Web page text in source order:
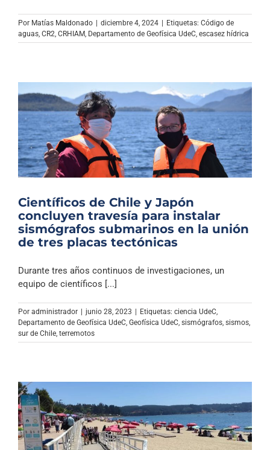
Por Matías Maldonado diciembre 4, 2024 Etiquetas: Código de
aguas, CR2, CRHIAM, Departamento de Geofísica UdeC, escasez hídrica
Científicos de Chile y Japón
concluyen travesía para instalar
sismógrafos submarinos en la unión
de tres placas tectónicas
Durante tres años continuos de investigaciones, un
equipo de científicos [...]
Por administrador | junio 28, 2023 | Etiquetas: ciencia UdeC
Departamento de Geofísica UdeC Geofísica UdeC sismógrafos sismos
sur de Chile terremotos